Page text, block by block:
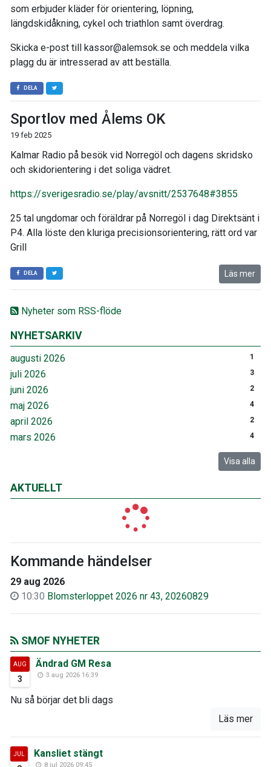
Nyheter som RSS-flöde
NYHETSARKIV
augusti 2026 1
juli 2026 3
juni 2026 2
maj 2026 4
april 2026 2
mars 2026 4
Visa alla
AKTUELLT
Kommande händelser
29 aug 2026
10:30 Blomsterloppet 2026 nr 43, 20260829
SMOF NYHETER
AUG
3
Ändrad GM Resa
3 aug 2026 16:39
Nu så börjar det bli dags
Läs mer
JUL Kansliet stängt
8 jul 2026 09:45
som erbjuder kläder för orientering, löpning,
längdskidåkning, cykel och triathlon samt överdrag.
Skicka e-post till kassor@alemsok.se och meddela vilka
plagg du är intresserad av att beställa.
DELA
Sportlov med Ålems OK
19 feb 2025
Kalmar Radio på besök vid Norregöl och dagens skridsko
och skidorientering i det soliga vädret.
https://sverigesradio.se/play/avsnitt/2537648#3855
25 tal ungdomar och föräldrar på Norregöl i dag Direktsänt i
P4. Alla löste den kluriga precisionsorientering, rätt ord var
Grill
DELA Läs mer